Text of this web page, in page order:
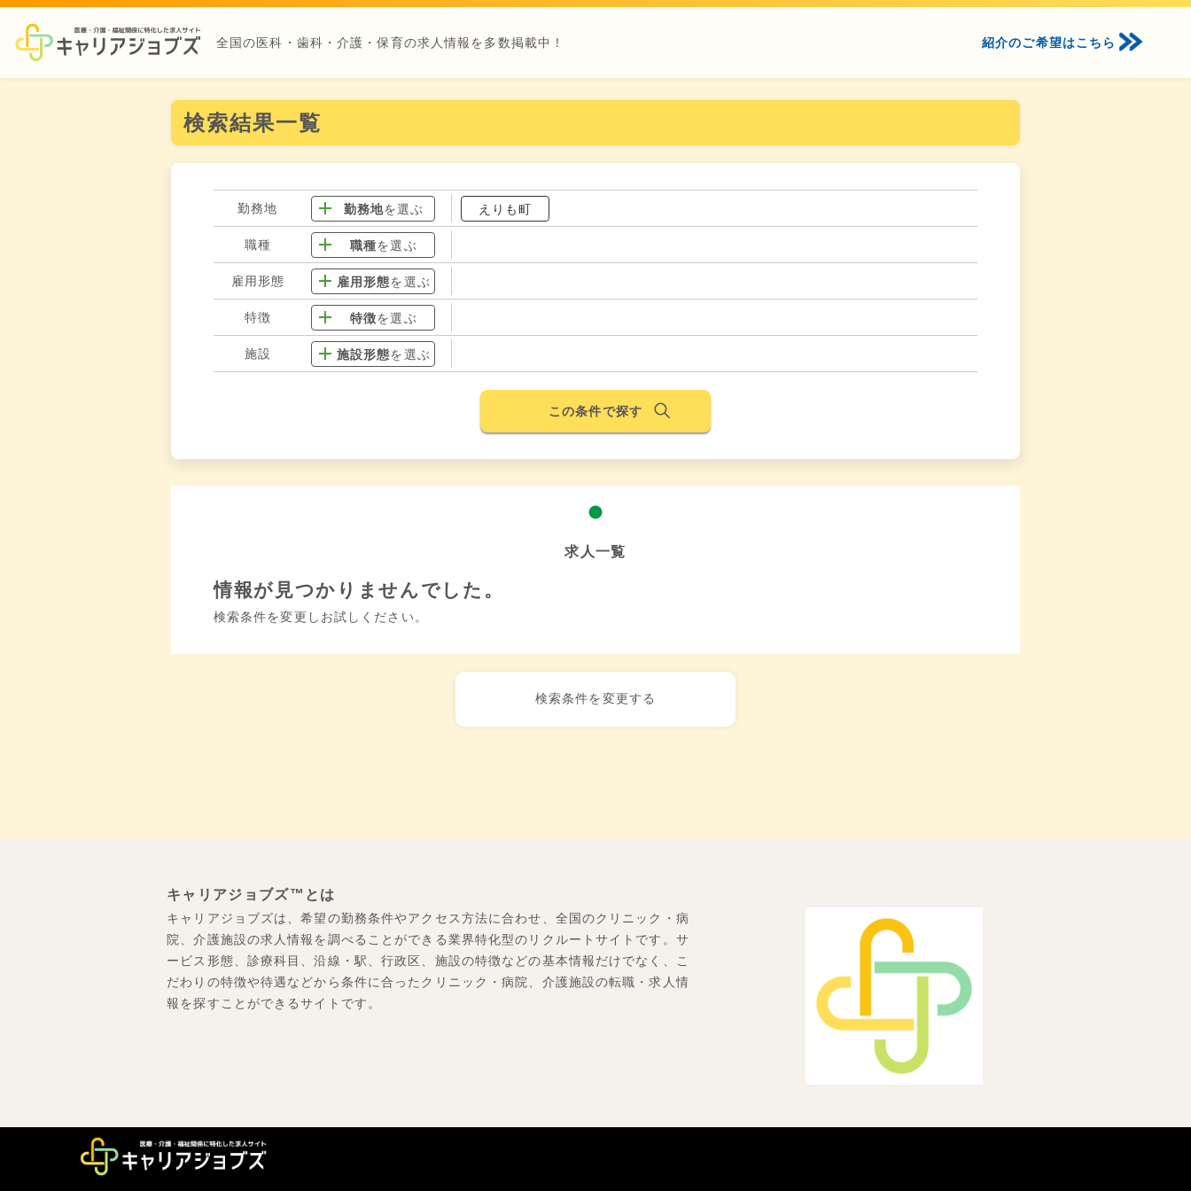
全国の医科・歯科・介護・保育の求人情報を多数掲載中！ 紹介のご希望はこちら
検索結果一覧
勤務地 勤務地を選ぶ えりも町
職種 職種を選ぶ
雇用形態 雇用形態を選ぶ
特徴 特徴を選ぶ
施設 施設形態を選ぶ
この条件で探す
求人一覧
情報が見つかりませんでした。
検索条件を変更しお試しください。
検索条件を変更する
キャリアジョブズ™とは
キャリアジョブズは、希望の勤務条件やアクセス方法に合わせ、全国のクリニック・病
院、介護施設の求人情報を調べることができる業界特化型のリクルートサイトです。サ
ービス形態、診療科目、沿線・駅、行政区、施設の特徴などの基本情報だけでなく、こ
だわりの特徴や待遇などから条件に合ったクリニック・病院、介護施設の転職・求人情
報を探すことができるサイトです。